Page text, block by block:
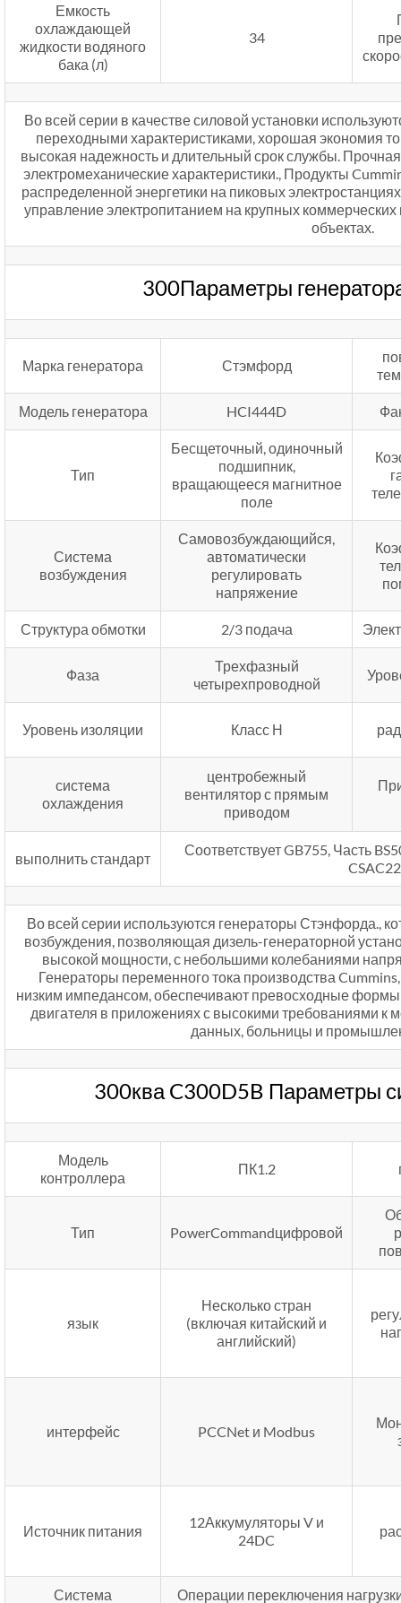
Емкость
охлаждающей
жидкости водяного
бака (л)
34
Во всей серии в качестве силовой установки
переходными характеристиками, хорошая экономия
высокая надежность и длительный срок службы.
электромеханические характеристики., Продукты
распределенной энергетики на пиковых
управление электропитанием на крупных
объектах.
300Параметры
Марка генератора Стэмфорд
Модель генератора HCI444D
Тип
Бесщеточный, одиночный
подшипник,
вращающееся магнитное
поле
Система
возбуждения
Самовозбуждающийся,
автоматически
регулировать
напряжение
Структура обмотки 2/3 подача
Фаза
Трехфазный
четырехпроводной
Уровень изоляции Класс Н
система
охлаждения
центробежный
вентилятор с прямым
приводом
выполнить стандарт
Соответствует GB755, Часть
Во всей серии используются генераторы Стэнфорда.,
возбуждения, позволяющая дизель-генераторной
высокой мощности, с небольшими колебаниями
Генераторы переменного тока производства
низким импедансом, обеспечивают превосходные
двигателя в приложениях с высокими требованиями к
данных, больницы и
300ква C300D5B Параметры
Модель
контроллера
ПК1.2
Тип PowerCommandцифровой
язык
Несколько стран
(включая китайский и
английский)
интерфейс PCCNet и Modbus
Источник питания
12Аккумуляторы V и
24DC
Система Операции переключения